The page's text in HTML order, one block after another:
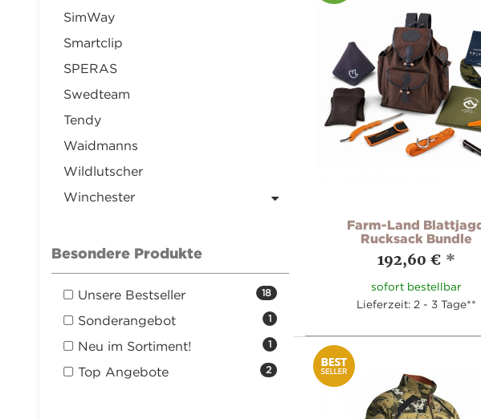
Farm-Land
Rucksack Bundle
192,60 € *
sofort bestellbar
Lieferzeit: 2 - 3 Tage**
SimWay
Smartclip
SPERAS
Swedteam
Tendy
Waidmanns
Wildlutscher
Winchester
Besondere Produkte
18
Unsere Bestseller
1
Sonderangebot
1
Neu im Sortiment!
2
Top Angebote